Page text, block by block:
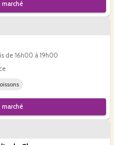
marché
de 16h00 à 19h00
marché